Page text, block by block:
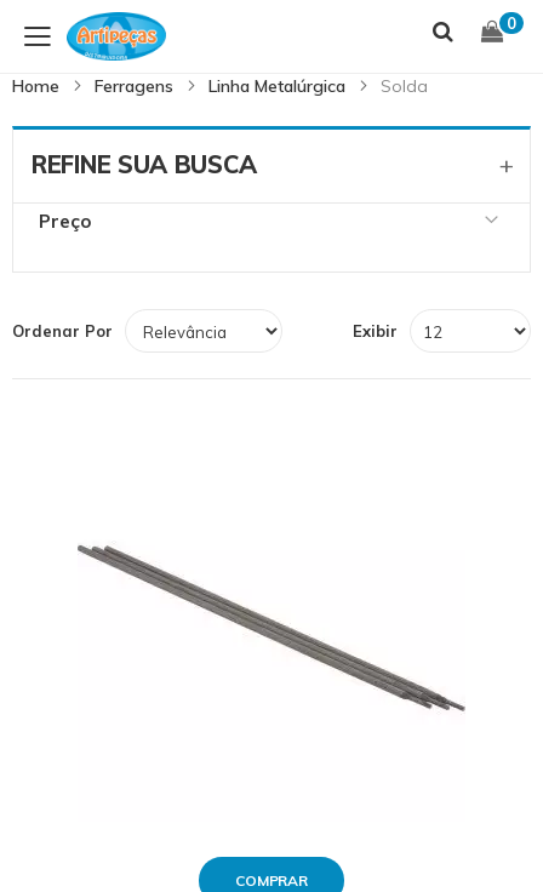
to
0
Home Ferragens Linha Metalúrgica Solda
Exibir
Ordenar Por
COMPRAR
REFINE SUA BUSCA
Preço